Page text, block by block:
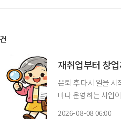
건
재취업부터 창
은퇴 후 다시 일을
마다 운영하는 사업
2026-08-08 06:00